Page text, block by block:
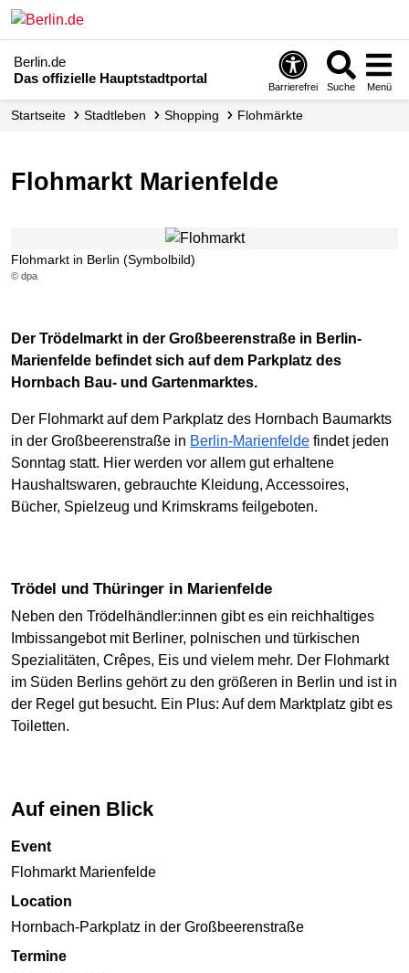
Berlin.de
Das offizielle Hauptstadtportal
Barrierefrei Suche Menü
Startseite Stadtleben Shopping Flohmärkte
Flohmarkt Marienfelde
Flohmarkt in Berlin (Symbolbild)
© dpa
Der Trödelmarkt in der Großbeerenstraße in Berlin-
Marienfelde befindet sich auf dem Parkplatz des
Hornbach Bau- und Gartenmarktes.
Der Flohmarkt auf dem Parkplatz des Hornbach Baumarkts
in der Großbeerenstraße in Berlin-Marienfelde findet jeden
Sonntag statt. Hier werden vor allem gut erhaltene
Haushaltswaren, gebrauchte Kleidung, Accessoires,
Bücher, Spielzeug und Krimskrams feilgeboten.
Trödel und Thüringer in Marienfelde
Neben den Trödelhändler:innen gibt es ein reichhaltiges
Imbissangebot mit Berliner, polnischen und türkischen
Spezialitäten, Crêpes, Eis und vielem mehr. Der Flohmarkt
im Süden Berlins gehört zu den größeren in Berlin und ist in
der Regel gut besucht. Ein Plus: Auf dem Marktplatz gibt es
Toiletten.
Auf einen Blick
Event
Flohmarkt Marienfelde
Location
Hornbach-Parkplatz in der Großbeerenstraße
Termine